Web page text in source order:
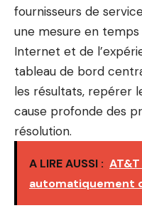
fournisseurs de
une mesure en
Internet et de
tableau de bord
les résultats, repérer
cause profonde des
résolution.
A LIRE AUSSI :
automatiquement